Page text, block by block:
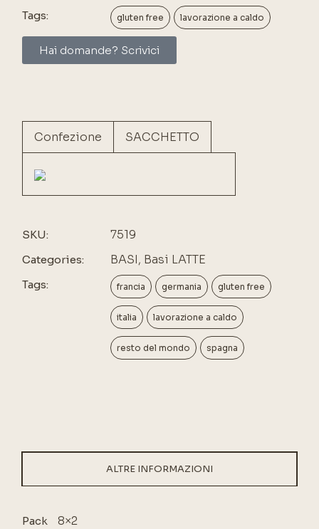
Tags: gluten free lavorazione a caldo
Hai domande? Scrivici
Confezione SACCHETTO
SKU: 7519
Categories: BASI, Basi LATTE
Tags: francia germania gluten free
italia lavorazione a caldo
resto del mondo spagna
ALTRE INFORMAZIONI
Pack 8×2